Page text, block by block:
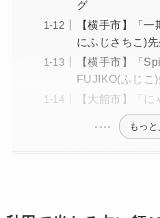
グ
【横手市】「
にふじさちこ)先
【横手市】「
FUJIKO(ふじこ)
【大館市】「に
もっと